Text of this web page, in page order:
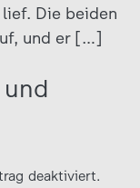
Die beiden
und er […]
deaktiviert.